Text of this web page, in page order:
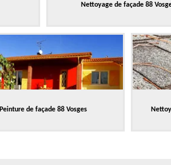
Nettoyage de façade 88
Peinture de façade 88 Vosges